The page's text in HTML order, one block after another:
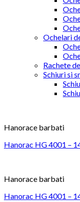
Ochelari
Rachete
Schiuri si
Hanorace barbati
Hanorac HG 4001 –
Hanorace barbati
Hanorac HG 4001 –